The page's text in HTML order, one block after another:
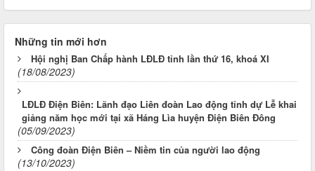
Những tin mới hơn
Hội nghị Ban Chấp hành LĐLĐ tỉnh lần thứ 16, khoá XI
(18/08/2023)
LĐLĐ Điện Biên: Lãnh đạo Liên đoàn Lao động tỉnh dự Lễ khai
giảng năm học mới tại xã Háng Lìa huyện Điện Biên Đông
(05/09/2023)
Công đoàn Điện Biên – Niềm tin của người lao động
(13/10/2023)